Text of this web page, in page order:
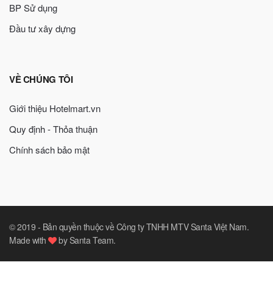
BP Sử dụng
Đầu tư xây dựng
VỀ CHÚNG TÔI
Giới thiệu Hotelmart.vn
Quy định - Thỏa thuận
Chính sách bảo mật
© 2019 - Bản quyền thuộc về Công ty TNHH MTV Santa Việt Nam.
Made with
by Santa Team.